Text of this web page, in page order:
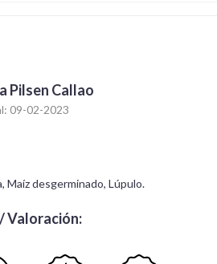
Pilsen Callao
09-02-2023
Maíz desgerminado, Lúpulo.
Valoración: